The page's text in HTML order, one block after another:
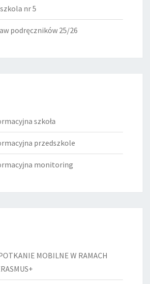
nr 5
podręczników 25/26
szkoła
przedszkole
monitoring
MOBILNE W RAMACH